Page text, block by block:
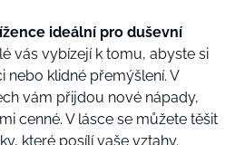
ideální pro duševní
vás vybízejí k tomu, abyste si
nebo klidné přemýšlení. V
vám přijdou nové nápady,
cenné. V lásce se můžete těšit
které posílí vaše vztahy.